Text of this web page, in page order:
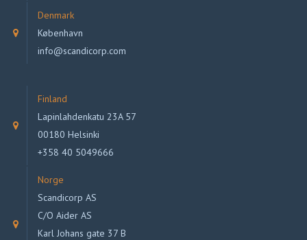
Denmark
København
info@scandicorp.com
Finland
Lapinlahdenkatu 23A 57
00180 Helsinki
+358 40 5049666
Norge
Scandicorp AS
C/O Aider AS
Karl Johans gate 37 B